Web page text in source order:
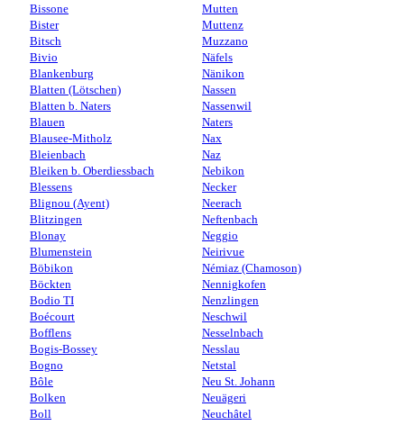
Bissone
Bister
Bitsch
Bivio
Blankenburg
Blatten (Lötschen)
Blatten b. Naters
Blauen
Blausee-Mitholz
Bleienbach
Bleiken b. Oberdiessbach
Blessens
Blignou (Ayent)
Blitzingen
Blonay
Blumenstein
Böbikon
Böckten
Bodio TI
Boécourt
Bofflens
Bogis-Bossey
Bogno
Bôle
Bolken
Boll
Mutten
Muttenz
Muzzano
Näfels
Nänikon
Nassen
Nassenwil
Naters
Nax
Naz
Nebikon
Necker
Neerach
Neftenbach
Neggio
Neirivue
Némiaz (Chamoson)
Nennigkofen
Nenzlingen
Neschwil
Nesselnbach
Nesslau
Netstal
Neu St. Johann
Neuägeri
Neuchâtel